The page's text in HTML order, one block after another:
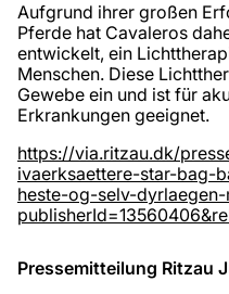
Aufgrund ihrer großen
Pferde hat Cavaleros
entwickelt, ein
Menschen. Diese
Gewebe ein und ist für
Erkrankungen geeignet.
https://via.ritzau.dk/
ivaerksaettere-star-bag-
heste-og-selv-
Pressemitteilung Ritzau